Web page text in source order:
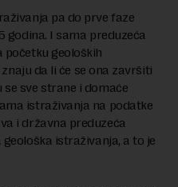
pa do prve faze
godina. I sama preduzeća
početku geoloških
da li će se ona završiti
se sve strane i domaće
istraživanja na podatke
i državna preduzeća
istraživanja, a to je